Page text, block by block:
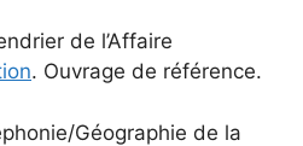
de l’Affaire
. Ouvrage de référence.
Géographie de la